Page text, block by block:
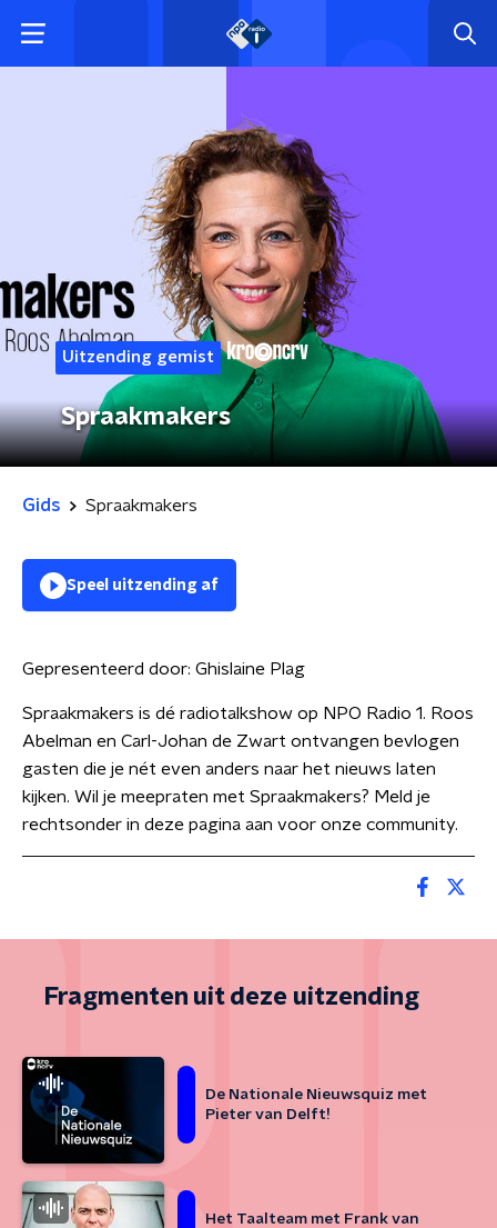
Uitzending gemist
Spraakmakers
Gids Spraakmakers
Speel uitzending af
Gepresenteerd door: Ghislaine Plag
Spraakmakers is dé radiotalkshow op NPO Radio 1. Roos
Abelman en Carl-Johan de Zwart ontvangen bevlogen
gasten die je nét even anders naar het nieuws laten
kijken. Wil je meepraten met Spraakmakers? Meld je
rechtsonder in deze pagina aan voor onze community.
Fragmenten uit deze uitzending
De Nationale Nieuwsquiz met
Pieter van Delft!
Het Taalteam met Frank van